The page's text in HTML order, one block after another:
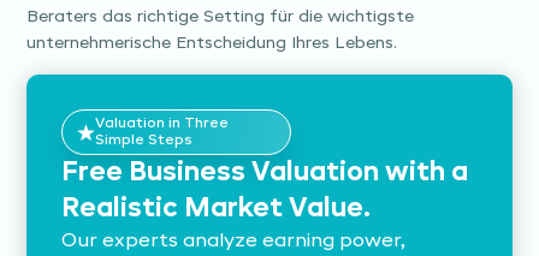
Beraters das richtige Setting für die wichtigste
unternehmerische Entscheidung Ihres Lebens.
Valuation in Three
Simple Steps
Free Business Valuation with a
Realistic Market Value.
Our experts analyze earning power,